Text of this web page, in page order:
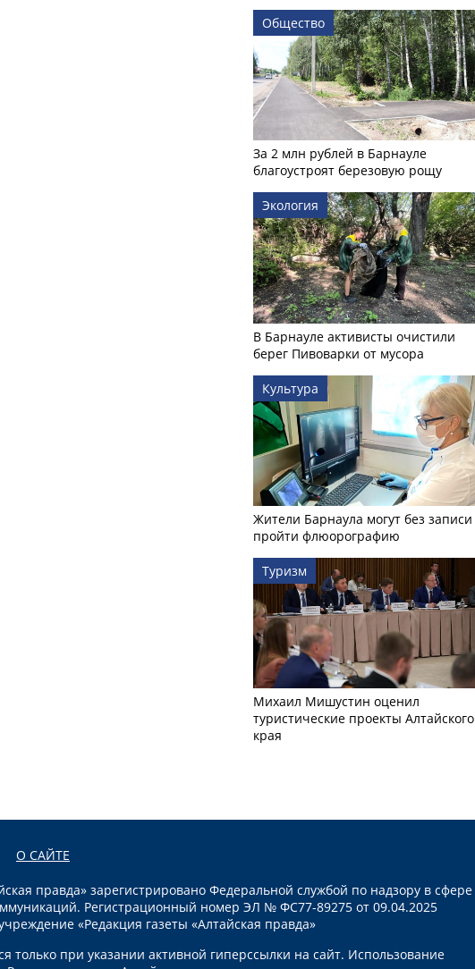
Общество
За 2 млн рублей в Барнауле
благоустроят березовую рощу
Экология
В Барнауле активисты очистили
берег Пивоварки от мусора
Культура
Жители Барнаула могут без записи
пройти флюорографию
Туризм
Михаил Мишустин оценил
туристические проекты Алтайского
края
О САЙТЕ
правда» зарегистрировано Федеральной службой по надзору в сфере
Регистрационный номер ЭЛ № ФС77-89275 от 09.04.2025
«Редакция газеты «Алтайская правда»
только при указании активной гиперссылки на сайт. Использование